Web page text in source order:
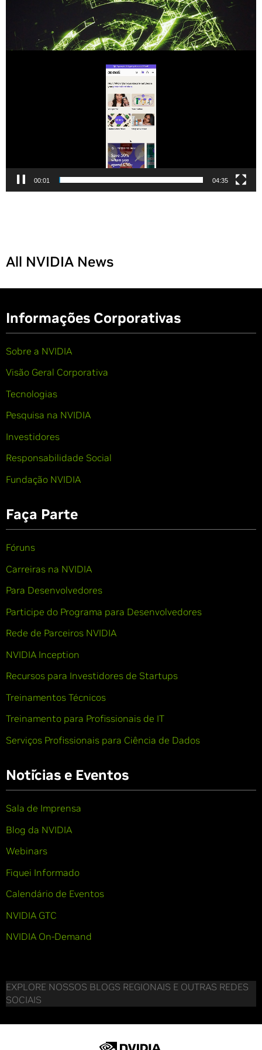
00:02 04:35
All NVIDIA News
Informações Corporativas
Sobre a NVIDIA
Visão Geral Corporativa
Tecnologias
Pesquisa na NVIDIA
Investidores
Responsabilidade Social
Fundação NVIDIA
Faça Parte
Fóruns
Carreiras na NVIDIA
Para Desenvolvedores
Participe do Programa para Desenvolvedores
Rede de Parceiros NVIDIA
NVIDIA Inception
Recursos para Investidores de Startups
Treinamentos Técnicos
Treinamento para Profissionais de IT
Serviços Profissionais para Ciência de Dados
Notícias e Eventos
Sala de Imprensa
Blog da NVIDIA
Webinars
Fiquei Informado
Calendário de Eventos
NVIDIA GTC
NVIDIA On-Demand
EXPLORE NOSSOS BLOGS REGIONAIS E OUTRAS REDES
SOCIAIS